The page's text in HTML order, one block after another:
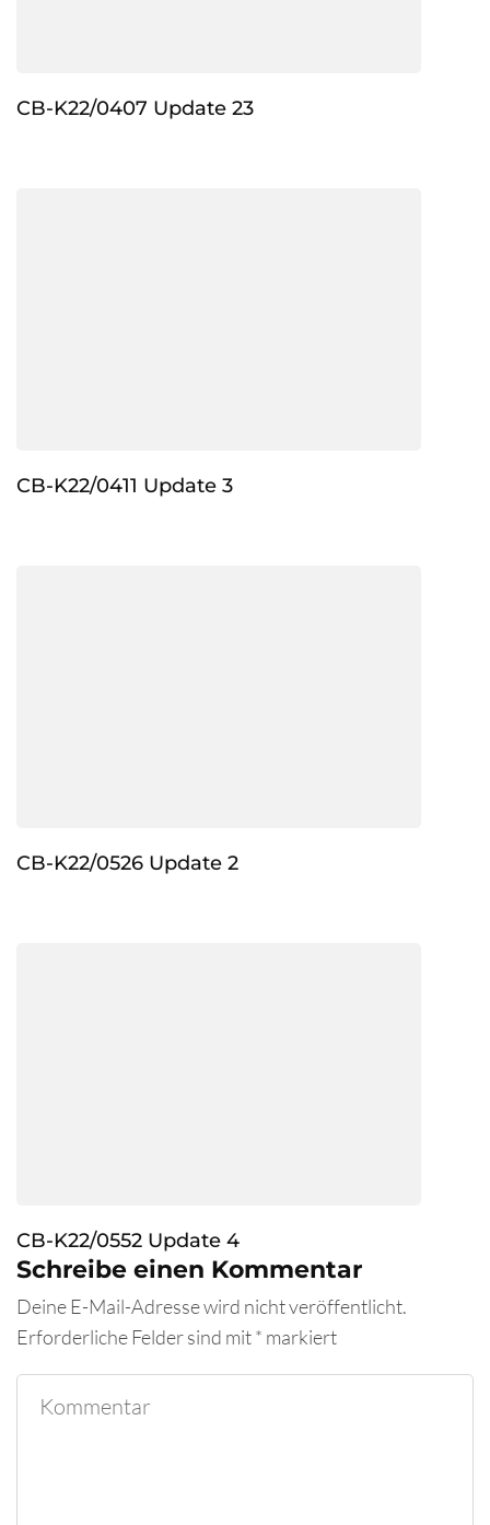
CB-K22/0407 Update 23
CB-K22/0411 Update 3
CB-K22/0526 Update 2
CB-K22/0552 Update 4
Schreibe einen Kommentar
Deine E-Mail-Adresse wird nicht veröffentlicht.
Erforderliche Felder sind mit* markiert